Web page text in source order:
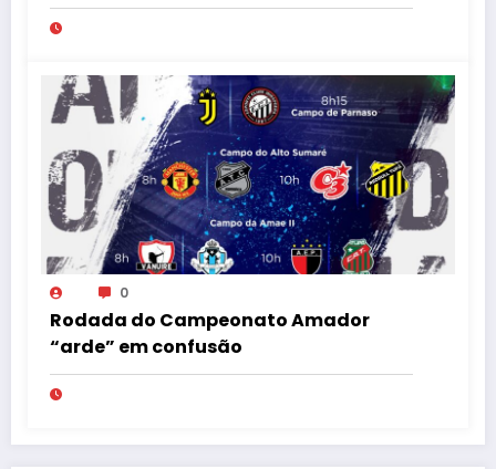
Herculândia
0
Rodada do Campeonato Amador
“arde” em confusão